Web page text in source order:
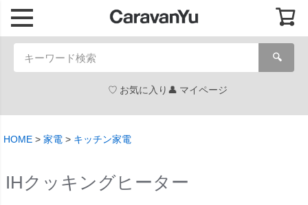
🔍
お気に入り マイページ
HOME 家電 キッチン家電
IHクッキングヒーター